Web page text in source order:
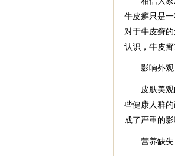
牛皮癣只是
对于牛皮癣
认识，牛皮癣
影响外观
皮肤美观的
些健康人群
成了严重的
营养缺失